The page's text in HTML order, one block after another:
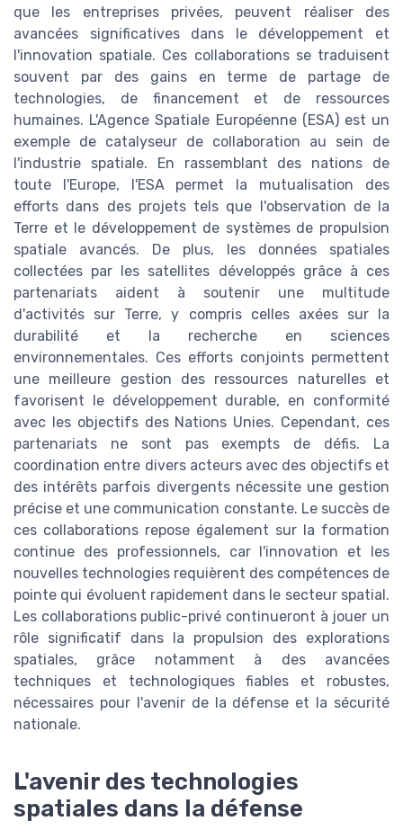
que les entreprises privées, peuvent réaliser des
avancées significatives dans le développement et
l'innovation spatiale. Ces collaborations se traduisent
souvent par des gains en terme de partage de
technologies, de financement et de ressources
humaines. L'Agence Spatiale Européenne (ESA) est un
exemple de catalyseur de collaboration au sein de
l'industrie spatiale. En rassemblant des nations de
toute l'Europe, l'ESA permet la mutualisation des
efforts dans des projets tels que l'observation de la
Terre et le développement de systèmes de propulsion
spatiale avancés. De plus, les données spatiales
collectées par les satellites développés grâce à ces
partenariats aident à soutenir une multitude
d'activités sur Terre, y compris celles axées sur la
durabilité et la recherche en sciences
environnementales. Ces efforts conjoints permettent
une meilleure gestion des ressources naturelles et
favorisent le développement durable, en conformité
avec les objectifs des Nations Unies. Cependant, ces
partenariats ne sont pas exempts de défis. La
coordination entre divers acteurs avec des objectifs et
des intérêts parfois divergents nécessite une gestion
précise et une communication constante. Le succès de
ces collaborations repose également sur la formation
continue des professionnels, car l'innovation et les
nouvelles technologies requièrent des compétences de
pointe qui évoluent rapidement dans le secteur spatial.
Les collaborations public-privé continueront à jouer un
rôle significatif dans la propulsion des explorations
spatiales, grâce notamment à des avancées
techniques et technologiques fiables et robustes,
nécessaires pour l'avenir de la défense et la sécurité
nationale.
L'avenir des technologies
spatiales dans la défense